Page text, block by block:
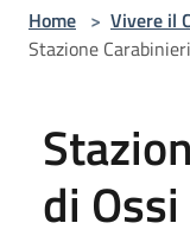
Home > Vivere il
Stazione
di Ossi